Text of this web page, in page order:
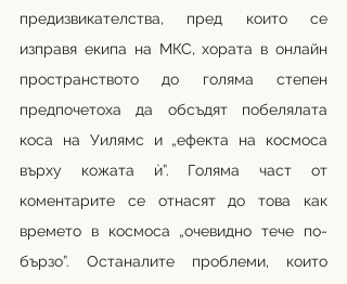
предизвикателства, пред които се
изправя екипа на МКС, хората в онлайн
пространството до голяма степен
предпочетоха да обсъдят побелялата
коса на Уилямс и „ефекта на космоса
върху кожата ѝ”. Голяма част от
коментарите се отнасят до това как
времето в космоса „очевидно тече по-
бързо”. Останалите проблеми, които